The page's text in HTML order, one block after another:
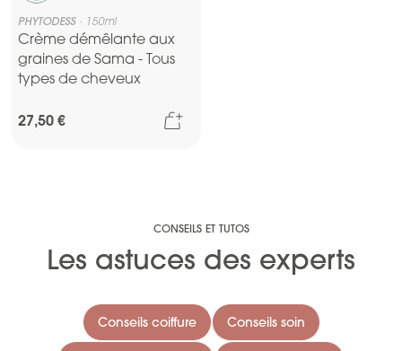
PHYTODESS 150ml
Crème démêlante aux
graines de Sama - Tous
types de cheveux
27,50 € Ajouter au panier
CONSEILS ET TUTOS
Les astuces des experts
Conseils coiffure Conseils soin